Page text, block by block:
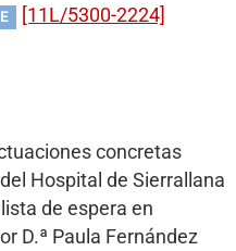
E
[11L/5300-2224]
concretas
Hospital de Sierrallana
de espera en
D.ª Paula Fernández